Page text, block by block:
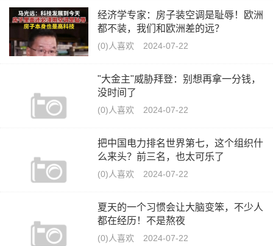
经济学专家：房子装空调是耻辱！欧洲
都不装，我们和欧洲差的远？
(0)人喜欢 2024-07-22
"大金主"威胁拜登：别想再拿一分钱，
没时间了
(0)人喜欢 2024-07-22
把中国电力排名世界第七，这个组织什
么来头？前三名，也太可乐了
(0)人喜欢 2024-07-22
夏天的一个习惯会让大脑变笨，不少人
都在经历！不是熬夜
(0)人喜欢 2024-07-22